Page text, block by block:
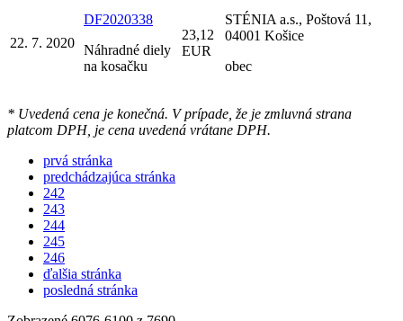
22. 7. 2020
DF2020338
Náhradné diely
na kosačku
23,12
EUR
STÉNIA a.s., Poštová 11,
04001 Košice
obec
* Uvedená cena je konečná. V prípade, že je zmluvná strana
platcom DPH, je cena uvedená vrátane DPH.
prvá stránka
predchádzajúca stránka
242
243
244
245
246
ďalšia stránka
posledná stránka